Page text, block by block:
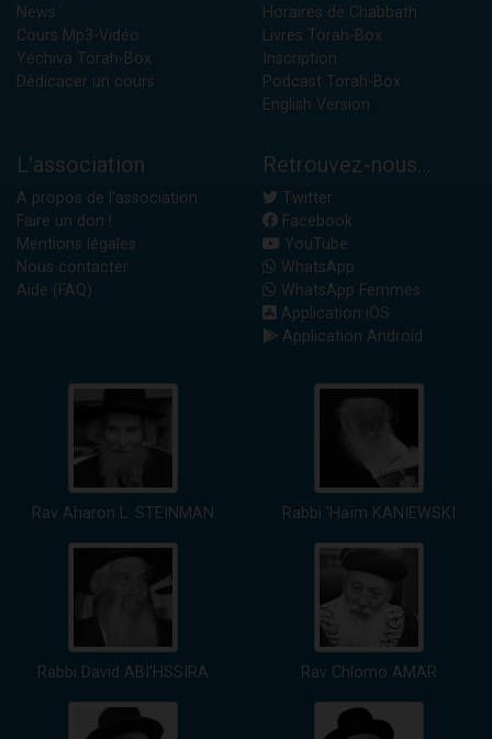
News
Cours Mp3-Vidéo
Yéchiva Torah-Box
Dédicacer un cours
Horaires de Chabbath
Livres Torah-Box
Inscription
Podcast Torah-Box
English Version
L'association
A propos de l'association
Faire un don !
Mentions légales
Nous contacter
Aide (FAQ)
Retrouvez-nous...
Twitter
Facebook
YouTube
WhatsApp
WhatsApp Femmes
Application iOS
Application Android
Rav Aharon L. STEINMAN Rabbi 'Haïm KANIEWSKI
Rabbi David ABI'HSSIRA Rav Chlomo AMAR